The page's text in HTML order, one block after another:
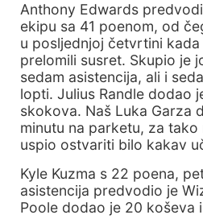
Anthony Edwards
ekipu sa 41 poenom, od
u posljednjoj četvrtini kada
prelomili susret. Skupio je
sedam asistencija, ali i
lopti. Julius Randle dodao
skokova. Naš Luka Garza
minutu na parketu, za tako
uspio ostvariti bilo kakav
Kyle Kuzma s 22 poena,
asistencija predvodio je
Poole dodao je 20 koševa